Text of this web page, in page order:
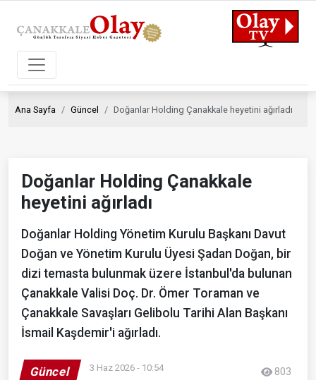
Ana Sayfa Güncel Doğanlar Holding Çanakkale heyetini ağırladı
Doğanlar Holding Çanakkale
heyetini ağırladı
Doğanlar Holding Yönetim Kurulu Başkanı Davut
Doğan ve Yönetim Kurulu Üyesi Şadan Doğan, bir
dizi temasta bulunmak üzere İstanbul'da bulunan
Çanakkale Valisi Doç. Dr. Ömer Toraman ve
Çanakkale Savaşları Gelibolu Tarihi Alan Başkanı
İsmail Kaşdemir'i ağırladı.
Güncel 3 Haz 2026 - 10:54 803